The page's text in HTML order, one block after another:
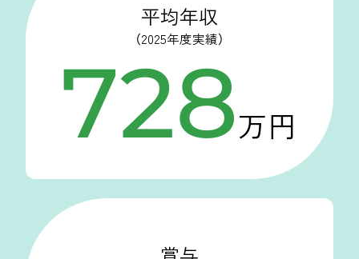
平均年収
（2025年度実績）
728万円